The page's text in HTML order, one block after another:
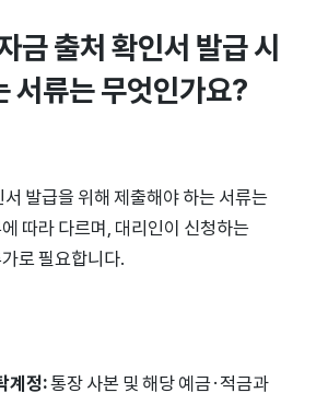
금 출처 확인서 발급 시
서류는 무엇인가요?
발급을 위해 제출해야 하는 서류는
따라 다르며, 대리인이 신청하는
로 필요합니다.
계정:통장 사본 및 해당 예금·적금과